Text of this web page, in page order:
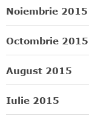
Noiembrie 2015
Octombrie 2015
August 2015
Iulie 2015